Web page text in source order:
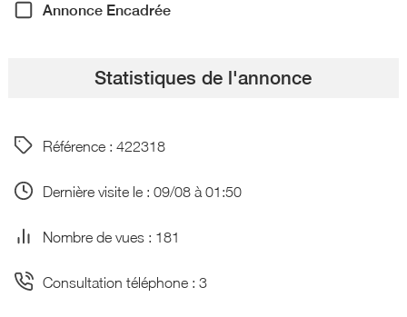
Annonce Encadrée
Statistiques de l'annonce
Référence : 422318
Dernière visite le : 09/08 à 01:50
Nombre de vues : 181
Consultation téléphone : 3